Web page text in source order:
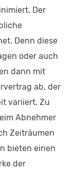
Der
Denn diese
oder auch
dann mit
ab, der
variiert. Zu
Abnehmer
Zeiträumen
bieten einen
der